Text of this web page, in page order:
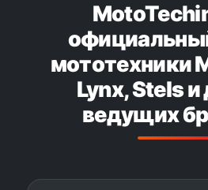
мототехники
Lynx, Stels и
ведущих